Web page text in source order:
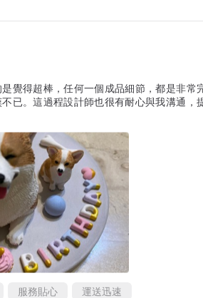
覺得超棒，任何一個成品細節，都是非常
已。這過程設計師也很有耐心與我溝通，
服務貼心 運送迅速